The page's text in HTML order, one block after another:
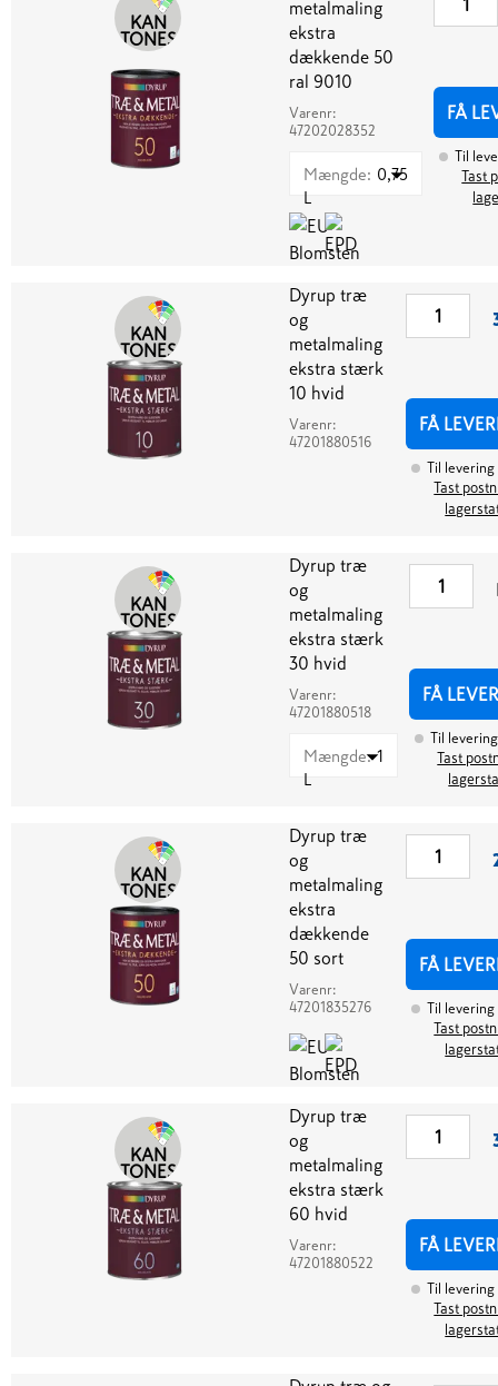
KAN
TONES
metalmaling
ekstra
dækkende 50
ral 9010
Varenr:
47202028352
Mængde: 0,75
FÅ
Til
Tast
KAN
TONES
Dyrup træ
og
metalmaling
ekstra stærk
10 hvid
Varenr:
47201880516
FÅ
Til levering
Tast
KAN
TONES
Dyrup træ
og
metalmaling
ekstra stærk
30 hvid
Varenr:
47201880518
Mængde: 1
FÅ
Til levering
Tast
KAN
TONES
Dyrup træ
og
metalmaling
ekstra
dækkende
50 sort
Varenr:
47201835276
FÅ
Til levering
Tast
KAN
TONES
Dyrup træ
og
metalmaling
ekstra stærk
60 hvid
Varenr:
47201880522
FÅ
Til levering
Tast